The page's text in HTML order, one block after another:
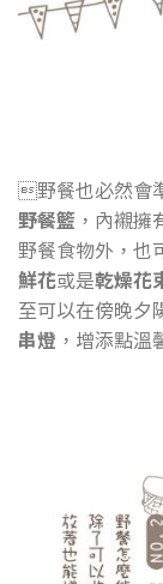
野餐也必然會
野餐籃 ，內襯
野餐食物外，也
鮮花或是乾燥花
至可以在傍晚夕
串燈 ，增添點溫